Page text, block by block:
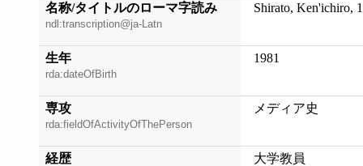
名称/タイトルのローマ字読み
ndl:transcription@ja-Latn
Shirato, Ken'ichiro,
生年
rda:dateOfBirth
1981
専攻
rda:fieldOfActivityOfThePerson
メディア史
経歴 大学教員